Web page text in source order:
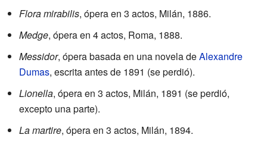
Flora mirabilis, ópera en 3 actos, Milán, 1886.
Medge, ópera en 4 actos, Roma, 1888.
Messidor, ópera basada en una novela deAlexandre
Dumas, escrita antes de 1891 (se perdió).
Lionella, ópera en 3 actos, Milán, 1891 (se perdió,
excepto una parte).
La martire, ópera en 3 actos, Milán, 1894.